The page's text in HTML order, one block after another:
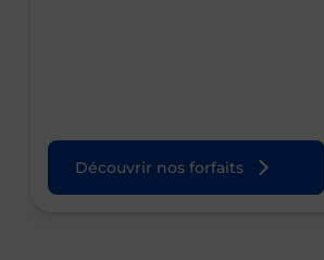
Découvrir nos forfaits